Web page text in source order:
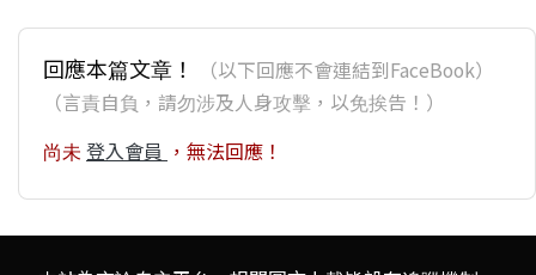
回應本篇文章！
（以下回應不會連結到FaceBook）
（言責自負，請勿涉及人身攻擊，以免挨告！）
尚未 登入會員 ，無法回應！